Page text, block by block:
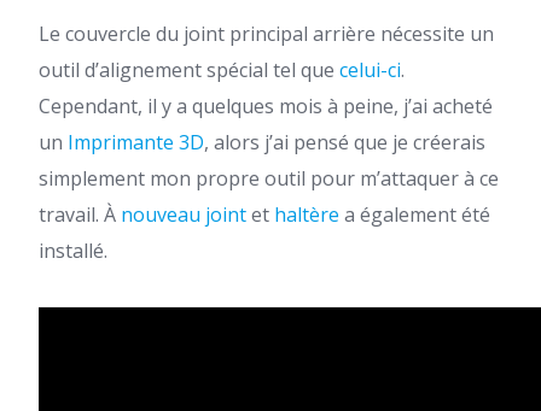
Le couvercle du joint principal arrière nécessite un
outil d’alignement spécial tel que celui-ci.
Cependant, il y a quelques mois à peine, j’ai acheté
un Imprimante 3D, alors j’ai pensé que je créerais
simplement mon propre outil pour m’attaquer à ce
travail. À nouveau jointet haltère a également été
installé.